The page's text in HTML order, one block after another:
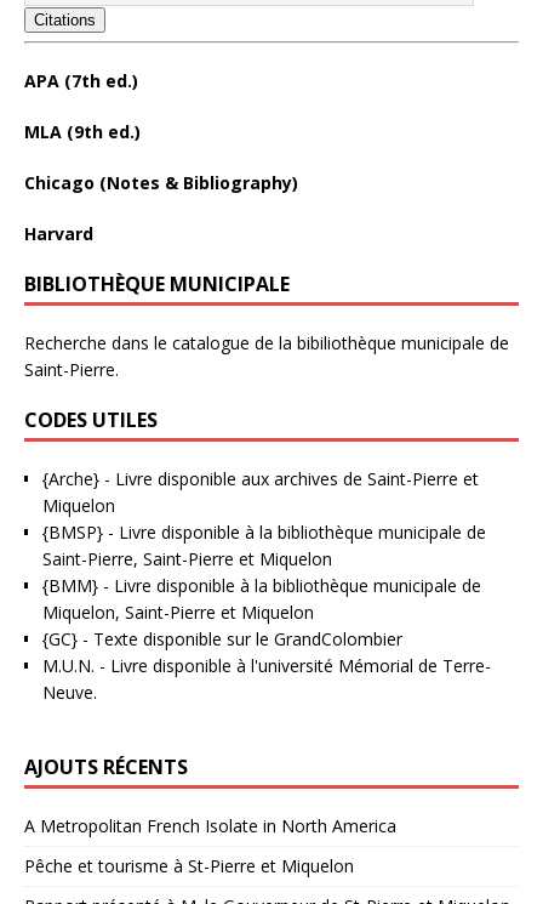
Citations
APA (7th ed.)
MLA (9th ed.)
Chicago (Notes & Bibliography)
Harvard
BIBLIOTHÈQUE MUNICIPALE
Recherche dans le catalogue de la bibiliothèque municipale de
Saint-Pierre.
CODES UTILES
{Arche} - Livre disponible aux archives de Saint-Pierre et
Miquelon
{BMSP} - Livre disponible à la bibliothèque municipale de
Saint-Pierre, Saint-Pierre et Miquelon
{BMM} - Livre disponible à la bibliothèque municipale de
Miquelon, Saint-Pierre et Miquelon
{GC} - Texte disponible sur le GrandColombier
M.U.N. - Livre disponible à l'université Mémorial de Terre-
Neuve.
AJOUTS RÉCENTS
A Metropolitan French Isolate in North America
Pêche et tourisme à St-Pierre et Miquelon